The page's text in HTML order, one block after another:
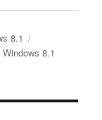
8.1
8.1